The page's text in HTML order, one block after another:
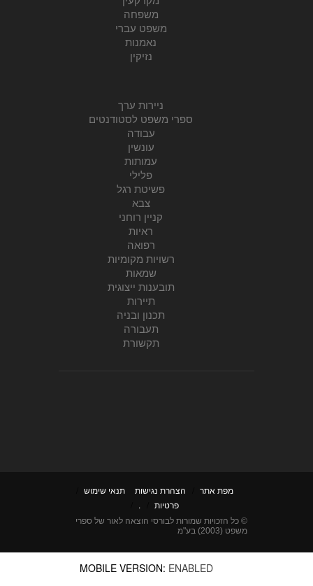
משפחה
משפט עברי
נאמנות
ניירות ערך
ספרי משפט לסטודנטים
עמותות
פשיטת רגל
קניין רוחני
רשויות מקומיות
שמאות
תובענות ייצוגית
תכנון ובניה
תעבורה
תקשורת
מפת אתר / הצהרת נגישות תנאי שימוש /
/
.
/
© כל הזכויות שמורות לבורסי הוצאה לאור של ספרי
MOBILE VERSION:ENABLED